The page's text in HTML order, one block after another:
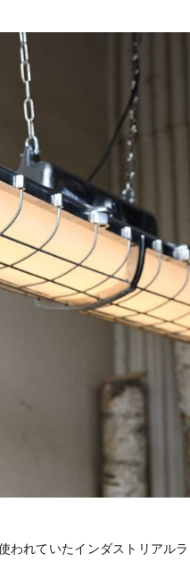
れていたインダストリアル